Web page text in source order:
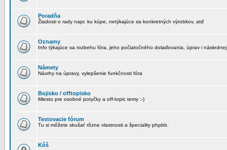
Poradňa
Žiadosti o rady napr. ku kúpe, netýkajúce sa konkretných výrobkov, atď
Oznamy
Info týkajúce sa rozbehu fóra, jeho počiatočného dolaďovania, úprav i
Námety
Návrhy na úpravy, vylepšenie funkčnosti fóra
Bojisko / offtopisko
Miesto pre osobné potyčky a off-topic temy :-)
Testovacie fórum
Tu si môžete skušať rôzne vlastnosti a špeciality phpbb.
Kôš